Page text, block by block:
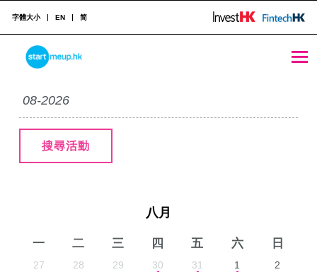
STARTMEUPHK
字體大小 EN 简
2026年08月的活動
搜尋活動
八月
一 二 三 四 五 六 日
27 28 29 30 31 1 2